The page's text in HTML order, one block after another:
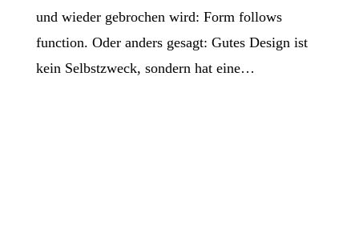
und wieder gebrochen wird: Form follows
function. Oder anders gesagt: Gutes Design ist
kein Selbstzweck, sondern hat eine…